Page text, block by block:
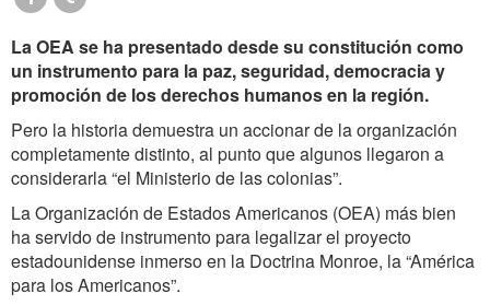
La OEA se ha presentado desde su constitución como
un instrumento para la paz, seguridad, democracia y
promoción de los derechos humanos en la región.
Pero la historia demuestra un accionar de la organización
completamente distinto, al punto que algunos llegaron a
considerarla “el Ministerio de las colonias”.
La Organización de Estados Americanos (OEA) más bien
ha servido de instrumento para legalizar el proyecto
estadounidense inmerso en la Doctrina Monroe, la “América
para los Americanos”.